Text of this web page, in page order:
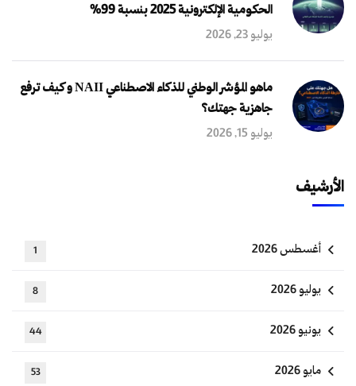
الحكومية الإلكترونية 2025 بنسبة 99%
يوليو 23, 2026
ماهو المؤشر الوطني للذكاء الاصطناعي NAII و كيف ترفع
جاهزية جهتك؟
يوليو 15, 2026
الأرشيف
أغسطس 2026 1
يوليو 2026 8
يونيو 2026 44
مايو 2026 53